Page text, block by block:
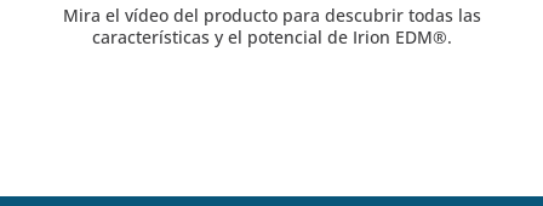
Mira el vídeo del producto para descubrir todas las
características y el potencial de Irion EDM®.